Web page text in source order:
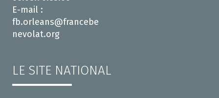
E-mail :
fb.orleans@francebe
nevolat.org
LE SITE NATIONAL